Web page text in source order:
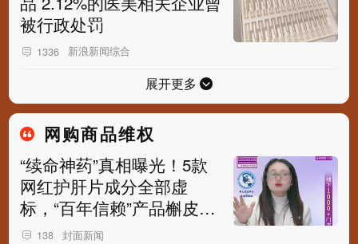
被行政处罚
1336 新浪新闻综合
展开更多
网购商品维权
“续命神药”真相曝光！5款
网红护肝片成分全部虚
标，“百年信赖”产品槲皮素
含量接近于零
138 封面新闻